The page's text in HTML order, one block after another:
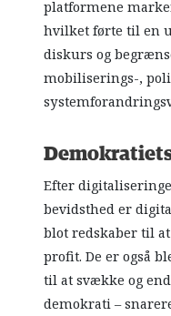
platformene
hvilket førte til en
diskurs og
mobiliserings-,
Efter
bevidsthed er
blot redskaber til
profit. De er også
til at svække og
demokrati –